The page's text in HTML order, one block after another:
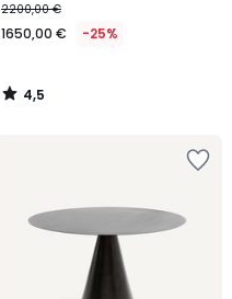
2200,00 €
1650,00 € -25%
4,5
/